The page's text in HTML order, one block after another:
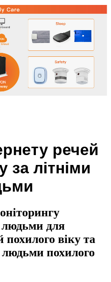
речей
за літніми
людьми для
похилого віку та
людьми похилого